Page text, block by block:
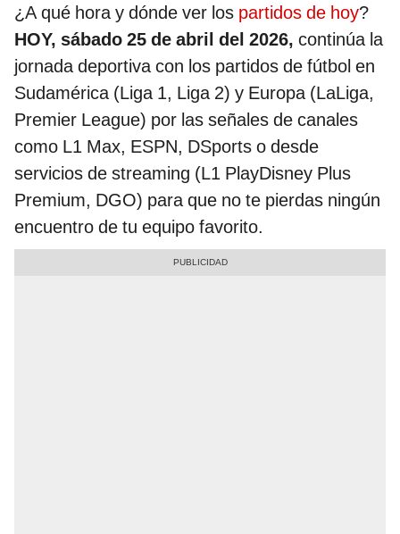
¿A qué hora y dónde ver los partidos de hoy?
HOY, sábado 25 de abril del 2026, continúa la
jornada deportiva con los partidos de fútbol en
Sudamérica (Liga 1, Liga 2) y Europa (LaLiga,
Premier League) por las señales de canales
como L1 Max, ESPN, DSports o desde
servicios de streaming (L1 PlayDisney Plus
Premium, DGO) para que no te pierdas ningún
encuentro de tu equipo favorito.